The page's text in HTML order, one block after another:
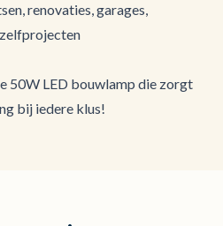
renovaties, garages,
50W LED bouwlamp die zorgt
bij iedere klus!